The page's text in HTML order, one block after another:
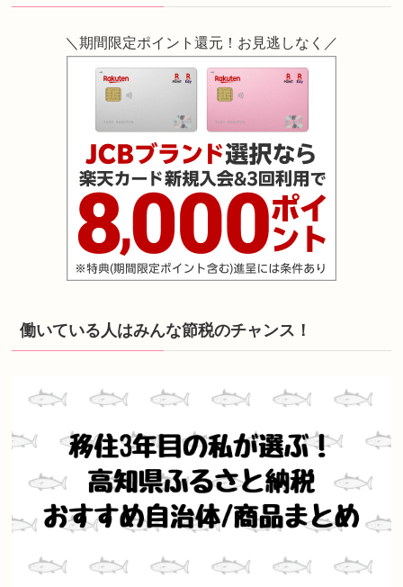
＼期間限定ポイント還元！お見逃しなく／
働いている人はみんな節税のチャンス！